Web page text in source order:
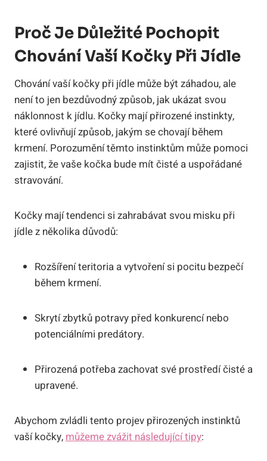
Proč Je Důležité Pochopit
Chování Vaší Kočky Při Jídle
Chování vaší kočky při jídle může být záhadou, ale
není to jen bezdůvodný způsob, jak ukázat svou
náklonnost k jídlu. Kočky mají přirozené instinkty,
které ovlivňují způsob, jakým se chovají během
krmení. Porozumění těmto instinktům může pomoci
zajistit, že vaše kočka bude mít čisté a uspořádané
stravování.
Kočky mají tendenci si zahrabávat svou misku při
jídle z několika důvodů:
Rozšíření teritoria a vytvoření si pocitu bezpečí
během krmení.
Skrytí zbytků potravy před konkurencí nebo
potenciálními predátory.
Přirozená potřeba zachovat své prostředí čisté a
upravené.
Abychom zvládli tento projev přirozených instinktů
vaší kočky, můžeme zvážit následující tipy: